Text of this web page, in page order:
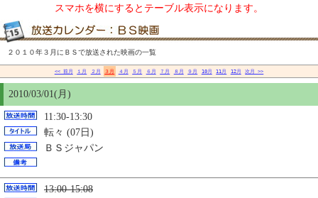
スマホを横にするとテーブル表示になります。
２０１０年３月にＢＳで放送された映画の一覧
<< 前月 １月 ２月 ３月 ４月 ５月 ６月 ７月 ８月 ９月 10月 11月 12月 次月 >>
2010/03/01(月)
11:30-13:30
転々 (07日)
ＢＳジャパン
13:00-15:08